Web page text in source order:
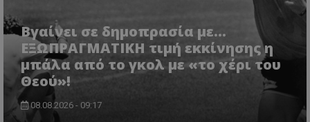
Βγαίνει σε δημοπρασία με...
ΕΞΩΠΡΑΓΜΑΤΙΚΗ τιμή εκκίνησης η
μπάλα από το γκολ με «το χέρι του
Θεού»!
08.08.2026 - 09:17